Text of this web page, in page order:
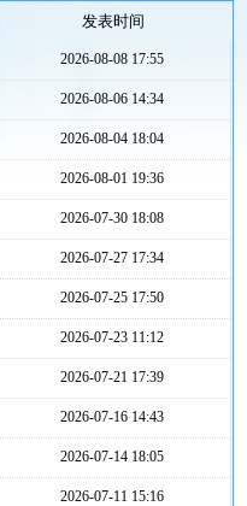
发表时间
2026-08-08 17:55
2026-08-06 14:34
2026-08-04 18:04
2026-08-01 19:36
2026-07-30 18:08
2026-07-27 17:34
2026-07-25 17:50
2026-07-23 11:12
2026-07-21 17:39
2026-07-16 14:43
2026-07-14 18:05
2026-07-11 15:16